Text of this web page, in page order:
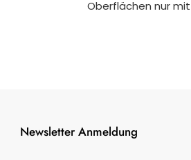
Oberflächen nur
Newsletter Anmeldung